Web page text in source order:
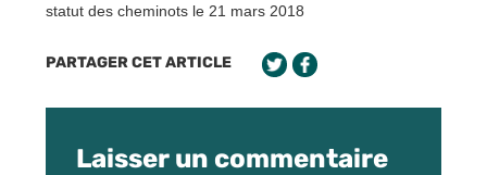
statut des cheminots le 21 mars 2018
PARTAGER CET ARTICLE
Laisser un commentaire